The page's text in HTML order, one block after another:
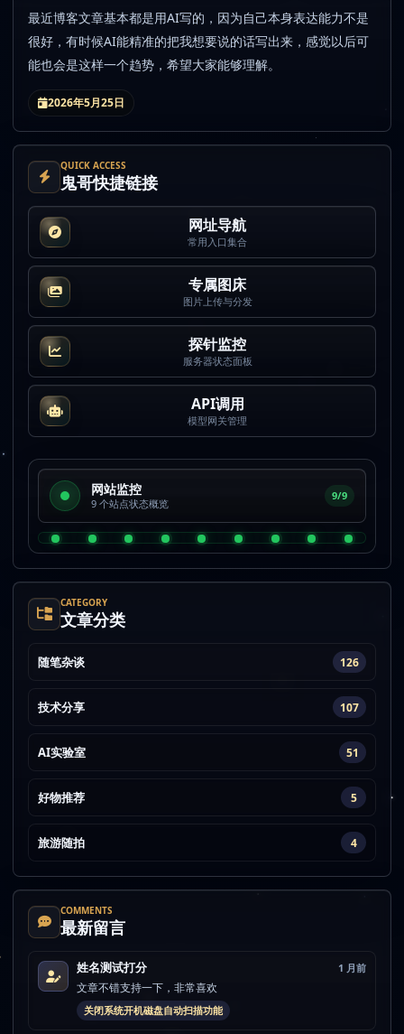
最近博客文章基本都是用AI写的，因为自己本身表达能力不是
很好，有时候AI能精准的把我想要说的话写出来，感觉以后可
能也会是这样一个趋势，希望大家能够理解。
2026年5月25日
QUICK ACCESS
鬼哥快捷链接
网址导航
常用入口集合
专属图床
图片上传与分发
探针监控
服务器状态面板
API调用
模型网关管理
网站监控
9 个站点状态概览
9/9
CATEGORY
文章分类
随笔杂谈 126
技术分享 107
AI实验室 51
好物推荐 5
旅游随拍 4
COMMENTS
最新留言
姓名测试打分 1 月前
文章不错支持一下，非常喜欢
关闭系统开机磁盘自动扫描功能